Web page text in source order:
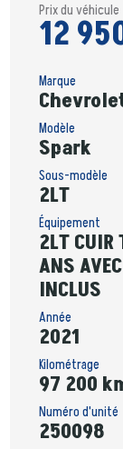
Prix du véhicule
12
Marque
Modèle
Spark
Sous-modèle
2LT
Équipement
2LT CUIR
ANS
INCLUS
Année
2021
Kilométrage
97 200
Numéro d'unité
250098